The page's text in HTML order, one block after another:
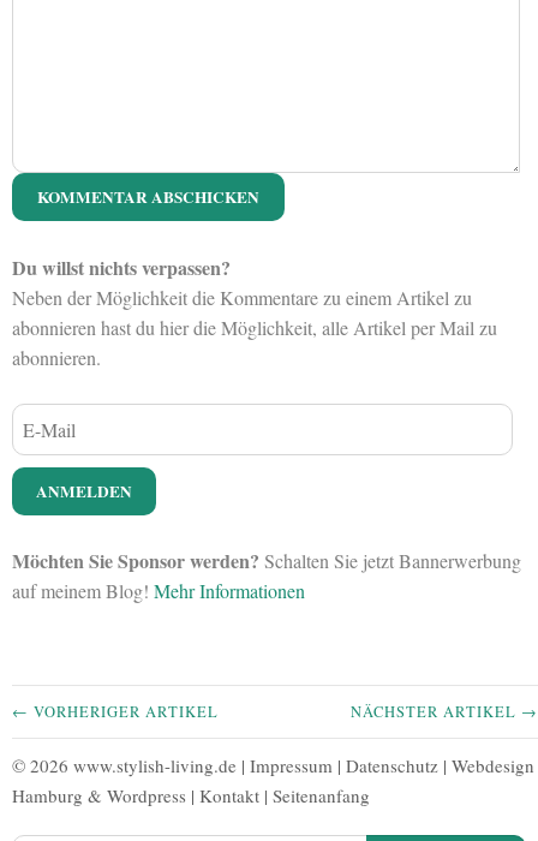
Du willst nichts verpassen?
Neben der Möglichkeit die Kommentare zu einem Artikel zu
abonnieren hast du hier die Möglichkeit, alle Artikel per Mail zu
abonnieren.
Möchten Sie Sponsor werden? Schalten Sie jetzt Bannerwerbung
auf meinem Blog! Mehr Informationen
← VORHERIGER ARTIKEL NÄCHSTER ARTIKEL →
© 2026 www.stylish-living.de | Impressum | Datenschutz | Webdesign
Hamburg & Wordpress | Kontakt | Seitenanfang